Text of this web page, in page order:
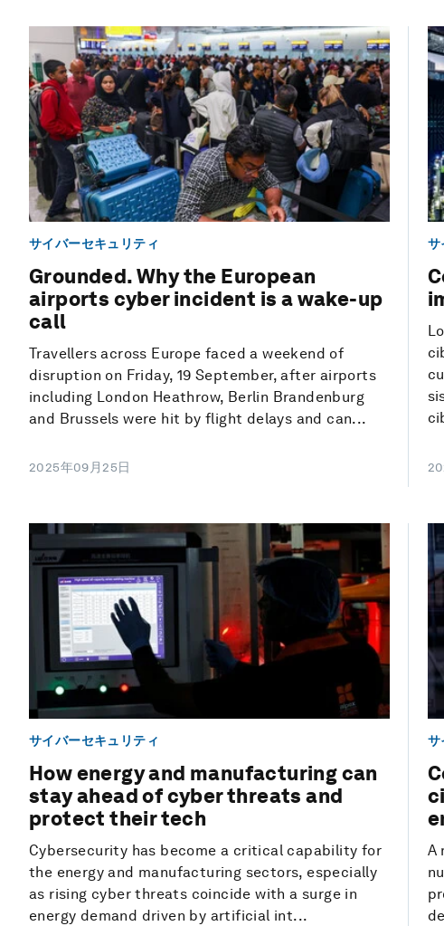
サイバーセキュリティ
Grounded. Why the European
airports cyber incident is a wake-up
call
Travellers across Europe faced a weekend of
disruption on Friday, 19 September, after airports
including London Heathrow, Berlin Brandenburg
and Brussels were hit by flight delays and can...
2025年09月25日
サ
サイバーセキュリティ
How energy and manufacturing can
stay ahead of cyber threats and
protect their tech
Cybersecurity has become a critical capability for
the energy and manufacturing sectors, especially
as rising cyber threats coincide with a surge in
energy demand driven by artificial int...
サ
A